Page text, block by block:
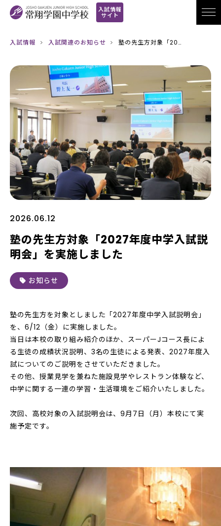
入試情報
サイト
入試情報 入試関連のお知らせ 塾の先生方対象「20…
2026.06.12
塾の先生方対象「2027年度中学入試説
明会」を実施しました
お知らせ
塾の先生方を対象としました「2027年度中学入試説明会」
を、6/12（金）に実施しました。
当日は本校の取り組み紹介のほか、スーパーJコース長によ
る生徒の成績状況説明、3名の生徒による発表、2027年度入
試についてのご説明をさせていただきました。
その他、授業見学を兼ねた施設見学やレストラン体験など、
中学に関する一連の学習・生活環境をご紹介いたしました。
次回、高校対象の入試説明会は、9月7日（月）本校にて実
施予定です。